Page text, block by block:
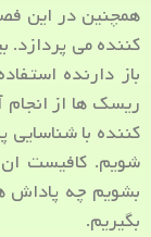
همچنین در این
کننده می
باز دارنده
ریسک ها از انجام
کننده با
شویم. کافیست
بشویم چه پاداش
بگیریم.